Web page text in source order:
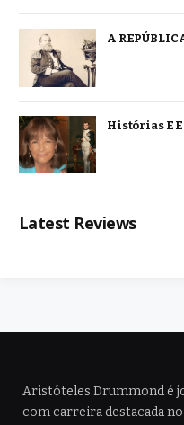
A
Histórias E
Latest Reviews
Aristóteles Drummond é
com carreira destacada